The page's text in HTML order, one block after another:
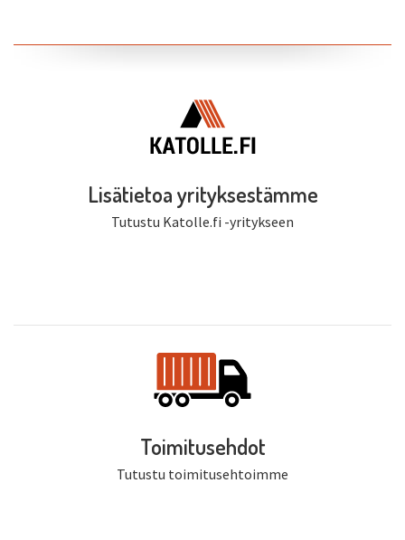
Lisätietoa yrityksestämme
Tutustu Katolle.fi -yritykseen
Toimitusehdot
Tutustu toimitusehtoimme